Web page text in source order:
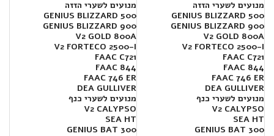
מנועים לשערי הזזה
GENIUS BLIZZARD 500
GENIUS BLIZZARD 900
V2 GOLD 800A
V2 FORTECO 2500-I
FAAC C721
FAAC 844
FAAC 746 ER
DEA GULLIVER
מנועים לשערי כנף
V2 CALYPSO
SEA HT
300 GENIUS BAT
מנועים לשערי הזזה
GENIUS BLIZZARD 500
GENIUS BLIZZARD 900
V2 GOLD 800A
V2 FORTECO 2500-I
FAAC C721
FAAC 844
FAAC 746 ER
DEA GULLIVER
מנועים לשערי כנף
V2 CALYPSO
SEA HT
300 GENIUS BAT